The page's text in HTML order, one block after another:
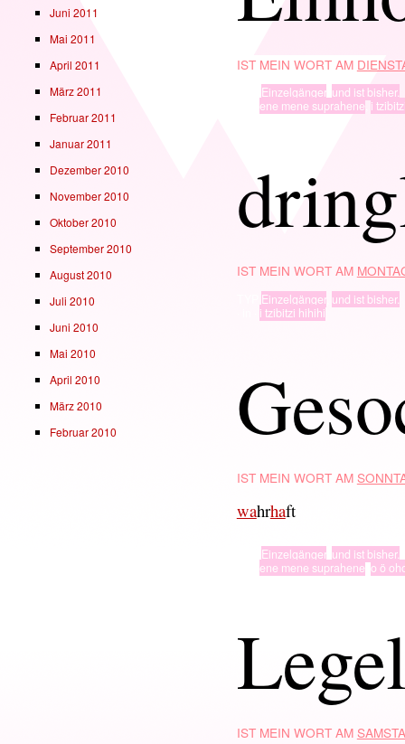
IST MEIN WORT AM
Einzelgänger, und ist bisher.
ene mene suprahene,i
IST MEIN WORT AM
Einzelgänger, und ist bisher.
i tzibitzi hihihi
IST MEIN WORT AM
wahrhaft
Einzelgänger, und ist bisher.
ene mene suprahene,o ö
IST MEIN WORT AM
Juni 2011
Mai 2011
April 2011
März 2011
Februar 2011
Januar 2011
Dezember 2010
November 2010
Oktober 2010
September 2010
August 2010
Juli 2010
Juni 2010
Mai 2010
April 2010
März 2010
Februar 2010